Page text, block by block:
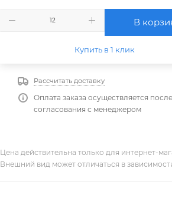
В
Купить в 1 клик
Рассчитать доставку
Оплата заказа осуществляется после
согласования с менеджером
Цена действительна только для интернет-
Внешний вид может отличаться в